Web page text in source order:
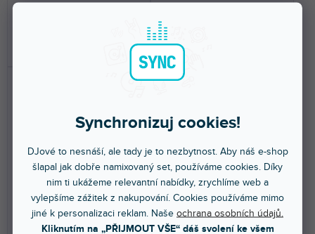
Synchronizuj cookies!
DJové to nesnáší, ale tady je to nezbytnost. Aby náš e-shop
šlapal jak dobře namixovaný set, používáme cookies. Díky
nim ti ukážeme relevantní nabídky, zrychlíme web a
vylepšíme zážitek z nakupování. Cookies používáme mimo
jiné k personalizaci reklam. Naše ochrana osobních údajů.
Kliknutím na „PŘIJMOUT VŠE“ dáš svolení ke všem
🔥 SEZONNÍ VÝPRODEJ
FLkey 37
🔥 SEZONNÍ VÝPRODEJ
Launchkey 61 MK3